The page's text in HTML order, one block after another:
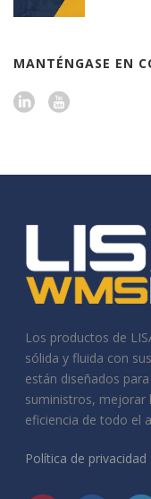
MANTÉNGASE EN
Los productos de
sólida y fluida con
están diseñados
suministros, mejorar
eficiencia de todo el
Política de privacidad